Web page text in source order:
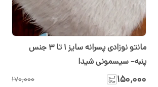
مانتو نوزادی پسرانه سایز ۱ تا ۳ جنس
پنبه– سیسمونی شیدا
۱۵۰٬۰۰۰ ۱۷۰٬۰۰۰